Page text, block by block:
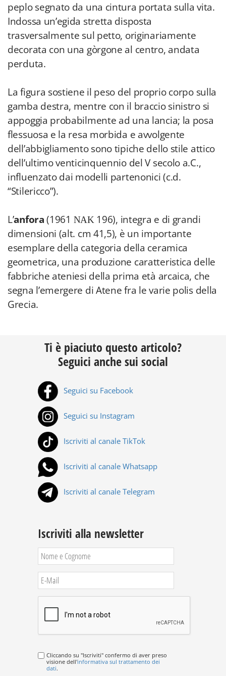
peplo segnato da una cintura portata sulla vita.
Indossa un’egida stretta disposta
trasversalmente sul petto, originariamente
decorata con una gòrgone al centro, andata
perduta.
La figura sostiene il peso del proprio corpo sulla
gamba destra, mentre con il braccio sinistro si
appoggia probabilmente ad una lancia; la posa
flessuosa e la resa morbida e avvolgente
dell’abbigliamento sono tipiche dello stile attico
dell’ultimo venticinquennio del V secolo a.C.,
influenzato dai modelli partenonici (c.d.
“Stilericco”).
L’anfora(1961 ΝΑΚ 196), integra e di grandi
dimensioni (alt. cm 41,5), è un importante
esemplare della categoria della ceramica
geometrica, una produzione caratteristica delle
fabbriche ateniesi della prima età arcaica, che
segna l’emergere di Atene fra le varie polis della
Grecia.
Ti è piaciuto questo articolo?
Seguici anche sui social
Seguici su Facebook
Seguici su Instagram
Iscriviti al canale TikTok
Iscriviti al canale Whatsapp
Iscriviti al canale Telegram
Iscriviti alla newsletter
Cliccando su "Iscriviti" confermo di aver preso
visione dell'informativa sul trattamento dei
dati.